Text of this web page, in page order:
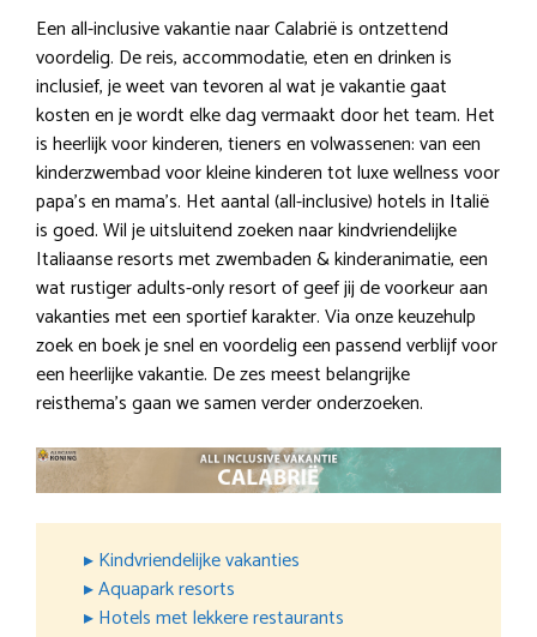
Een all-inclusive vakantie naar Calabrië is ontzettend
voordelig. De reis, accommodatie, eten en drinken is
inclusief, je weet van tevoren al wat je vakantie gaat
kosten en je wordt elke dag vermaakt door het team. Het
is heerlijk voor kinderen, tieners en volwassenen: van een
kinderzwembad voor kleine kinderen tot luxe wellness voor
papa’s en mama’s. Het aantal (all-inclusive) hotels in Italië
is goed. Wil je uitsluitend zoeken naar kindvriendelijke
Italiaanse resorts met zwembaden & kinderanimatie, een
wat rustiger adults-only resort of geef jij de voorkeur aan
vakanties met een sportief karakter. Via onze keuzehulp
zoek en boek je snel en voordelig een passend verblijf voor
een heerlijke vakantie. De zes meest belangrijke
reisthema’s gaan we samen verder onderzoeken.
▸ Kindvriendelijke vakanties
▸ Aquapark resorts
▸ Hotels met lekkere restaurants